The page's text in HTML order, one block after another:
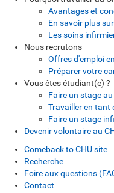
Avantages et
En savoir plus
Les soins
Nous recrutons
Offres d'emploi
Préparer votre
Vous êtes étudiant(e) ?
Faire un stage
Travailler en tant
Faire un stage
Devenir volontaire au
Comeback to CHU site
Recherche
Foire aux questions
Contact